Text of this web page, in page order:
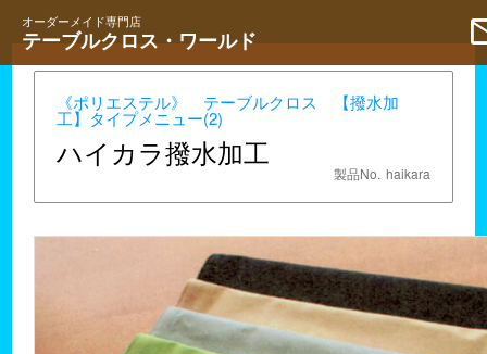
オーダーメイド専門店
テーブルクロス・ワールド
《ポリエステル》 テーブルクロス 【撥水加
工】タイプメニュー(2)
ハイカラ撥水加工
製品No. haikara